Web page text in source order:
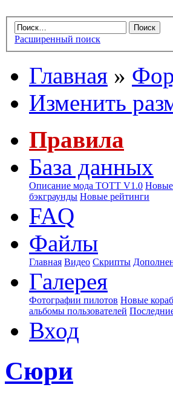
Расширенный поиск
Главная »
Изменить
Правила
База данных
Описание мода ТОТТ V1.0 Новые
бэкграунды Новые рейтинги
FAQ
Файлы
Главная Видео Скрипты
Галерея
Фотографии пилотов Новые
альбомы пользователей
Вход
Сюри